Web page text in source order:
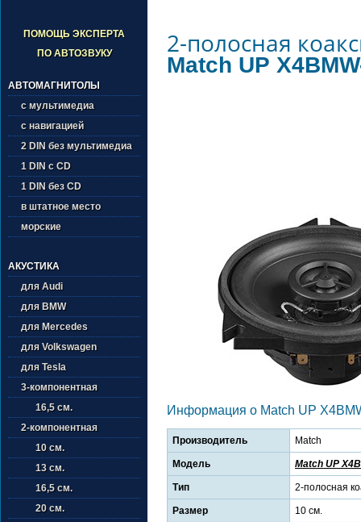
ПОМОЩЬ ЭКСПЕРТА
ПО АВТОЗВУКУ
АВТОМАГНИТОЛЫ
с мультимедиа
с навигацией
2 DIN без мультимедиа
1 DIN с CD
1 DIN без CD
в штатное место
морские
АКУСТИКА
для Audi
для BMW
для Mercedes
для Volkswagen
для Tesla
3-компонентная
16,5 см.
2-компонентная
10 см.
13 см.
16,5 см.
20 см.
2-полосная
Match UP
Информация о Match UP
Производитель Match
Модель Match UP
Тип 2-полосная
Размер 10 см.